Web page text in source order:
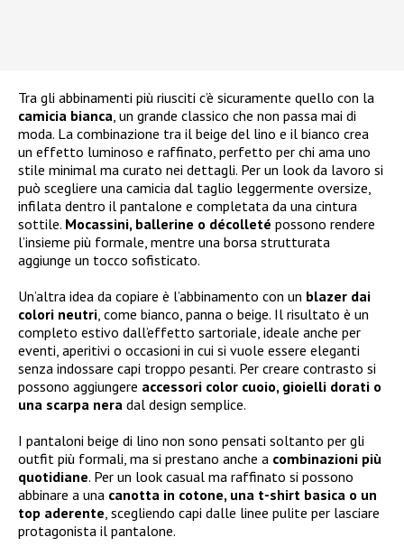
Tra gli abbinamenti più riusciti c’è sicuramente quello con la
camicia bianca , un grande classico che non passa mai di
moda. La combinazione tra il beige del lino e il bianco crea
un effetto luminoso e raffinato, perfetto per chi ama uno
stile minimal ma curato nei dettagli. Per un look da lavoro si
può scegliere una camicia dal taglio leggermente oversize,
infilata dentro il pantalone e completata da una cintura
sottile. Mocassini, ballerine o décolleté possono rendere
l’insieme più formale, mentre una borsa strutturata
aggiunge un tocco sofisticato.
Un’altra idea da copiare è l’abbinamento con un blazer dai
colori neutri , come bianco, panna o beige. Il risultato è un
completo estivo dall’effetto sartoriale, ideale anche per
eventi, aperitivi o occasioni in cui si vuole essere eleganti
senza indossare capi troppo pesanti. Per creare contrasto si
possono aggiungere accessori color cuoio, gioielli dorati o
una scarpa nera dal design semplice.
I pantaloni beige di lino non sono pensati soltanto per gli
outfit più formali, ma si prestano anche a combinazioni più
quotidiane. Per un look casual ma raffinato si possono
abbinare a una canotta in cotone, una t-shirt basica o un
top aderente , scegliendo capi dalle linee pulite per lasciare
protagonista il pantalone.